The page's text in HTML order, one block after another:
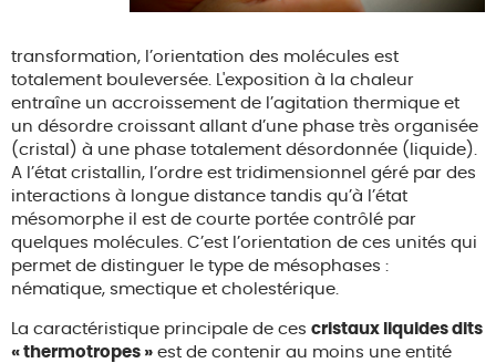
transformation, l’orientation des molécules est
totalement bouleversée. L'exposition à la chaleur
entraîne un accroissement de l’agitation thermique et
un désordre croissant allant d’une phase très organisée
(cristal) à une phase totalement désordonnée (liquide).
A l’état cristallin, l’ordre est tridimensionnel géré par des
interactions à longue distance tandis qu’à l’état
mésomorphe il est de courte portée contrôlé par
quelques molécules. C’est l’orientation de ces unités qui
permet de distinguer le type de mésophases :
nématique, smectique et cholestérique.
La caractéristique principale de ces cristaux liquides dits
« thermotropes » est de contenir au moins une entité